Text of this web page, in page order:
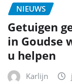
NIEUWS
Getuigen
in Goudse
u helpen
Karlijn